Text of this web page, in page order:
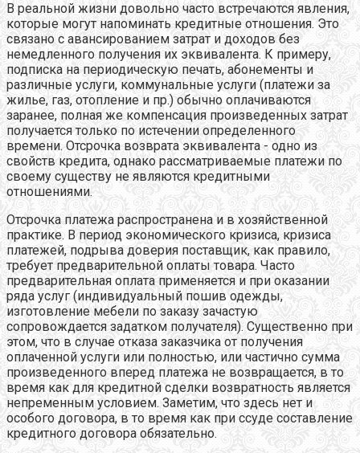
В реальной жизни довольно часто встречаются явления,
которые могут напоминать кредитные отношения. Это
связано с авансированием затрат и доходов без
немедленного получения их эквивалента. К примеру,
подписка на периодическую печать, абонементы и
различные услуги, коммунальные услуги (платежи за
жилье, газ, отопление и пр.) обычно оплачиваются
заранее, полная же компенсация произведенных затрат
получается только по истечении определенного
времени. Отсрочка возврата эквивалента - одно из
свойств кредита, однако рассматриваемые платежи по
своему существу не являются кредитными
отношениями.
Отсрочка платежа распространена и в хозяйственной
практике. В период экономического кризиса, кризиса
платежей, подрыва доверия поставщик, как правило,
требует предварительной оплаты товара. Часто
предварительная оплата применяется и при оказании
ряда услуг (индивидуальный пошив одежды,
изготовление мебели по заказу зачастую
сопровождается задатком получателя). Существенно при
этом, что в случае отказа заказчика от получения
оплаченной услуги или полностью, или частично сумма
произведенного вперед платежа не возвращается, в то
время как для кредитной сделки возвратность является
непременным условием. Заметим, что здесь нет и
особого договора, в то время как при ссуде составление
кредитного договора обязательно.